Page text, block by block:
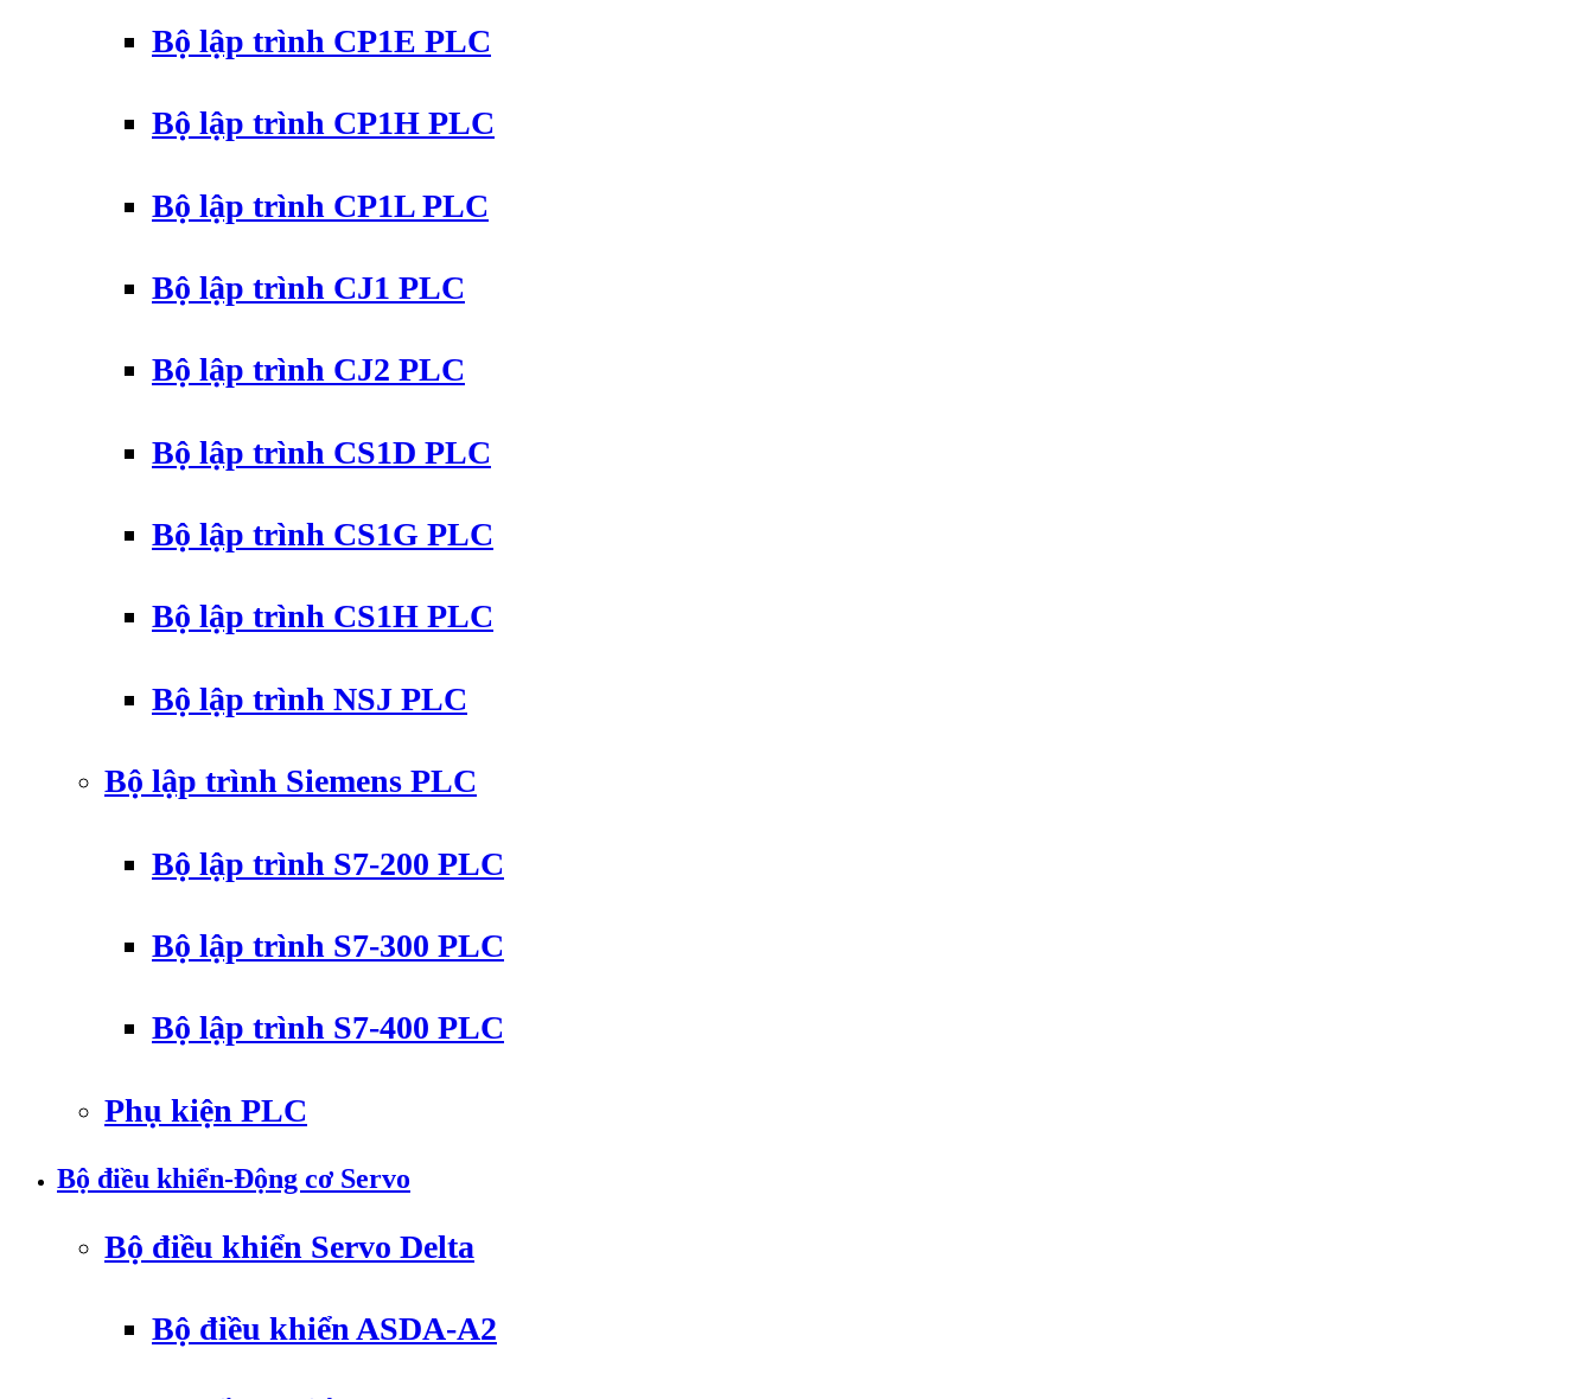
Bộ lập trình CP1E PLC
Bộ lập trình CP1H PLC
Bộ lập trình CP1L PLC
Bộ lập trình CJ1 PLC
Bộ lập trình CJ2 PLC
Bộ lập trình CS1D PLC
Bộ lập trình CS1G PLC
Bộ lập trình CS1H PLC
Bộ lập trình NSJ PLC
Bộ lập trình Siemens PLC
Bộ lập trình S7-200 PLC
Bộ lập trình S7-300 PLC
Bộ lập trình S7-400 PLC
Phụ kiện PLC
Bộ điều khiển-Động cơ Servo
Bộ điều khiển Servo Delta
Bộ điều khiển ASDA-A2